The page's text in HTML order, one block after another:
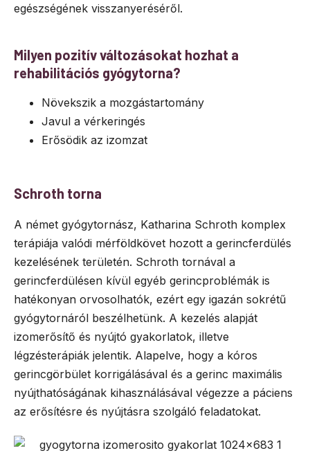
egészségének visszanyeréséről.
Milyen pozitív változásokat hozhat a
rehabilitációs gyógytorna?
Növekszik a mozgástartomány
Javul a vérkeringés
Erősödik az izomzat
Schroth torna
A német gyógytornász, Katharina Schroth komplex
terápiája valódi mérföldkövet hozott a gerincferdülés
kezelésének területén. Schroth tornával a
gerincferdülésen kívül egyéb gerincproblémák is
hatékonyan orvosolhatók, ezért egy igazán sokrétű
gyógytornáról beszélhetünk. A kezelés alapját
izomerősítő és nyújtó gyakorlatok, illetve
légzésterápiák jelentik. Alapelve, hogy a kóros
gerincgörbület korrigálásával és a gerinc maximális
nyújthatóságának kihasználásával végezze a páciens
az erősítésre és nyújtásra szolgáló feladatokat.